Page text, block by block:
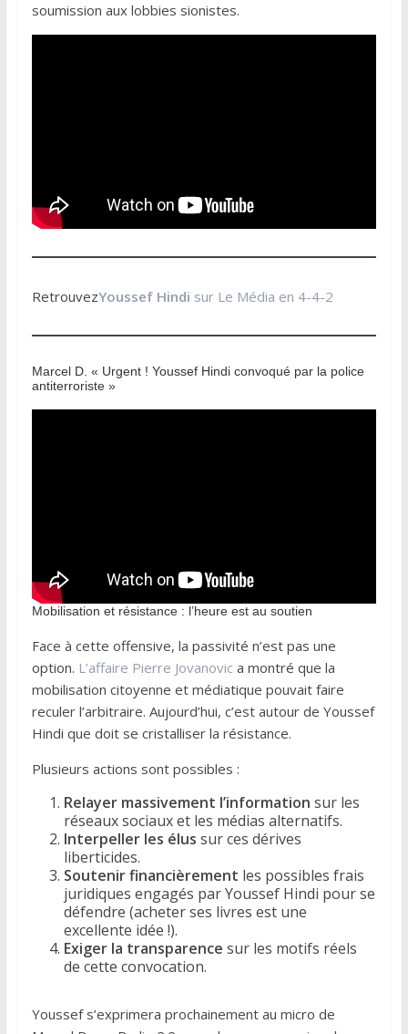
soumission aux lobbies sionistes.
RetrouvezYoussef Hindi sur Le Média en 4-4-2
Marcel D. « Urgent ! Youssef Hindi convoqué par la police
antiterroriste »
Mobilisation et résistance : l’heure est au soutien
Face à cette offensive, la passivité n’est pas une
option. L’affaire Pierre Jovanovic a montré que la
mobilisation citoyenne et médiatique pouvait faire
reculer l’arbitraire. Aujourd’hui, c’est autour de Youssef
Hindi que doit se cristalliser la résistance.
Plusieurs actions sont possibles :
Relayer massivement l’information sur les
réseaux sociaux et les médias alternatifs.
Interpeller les élus sur ces dérives
liberticides.
Soutenir financièrement les possibles frais
juridiques engagés par Youssef Hindi pour se
défendre (acheter ses livres est une
excellente idée !).
Exiger la transparence sur les motifs réels
de cette convocation.
Youssef s’exprimera prochainement au micro de